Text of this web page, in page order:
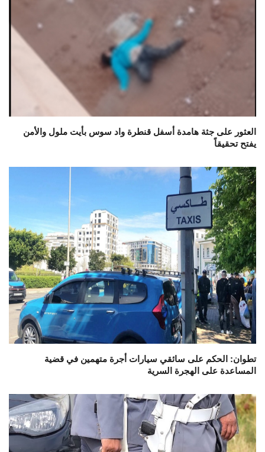
العثور على جثة هامدة أسفل قنطرة واد سوس بأيت ملول والأمن
يفتح تحقيقاً
تطوان: الحكم على سائقي سيارات أجرة متهمين في قضية
المساعدة على الهجرة السرية